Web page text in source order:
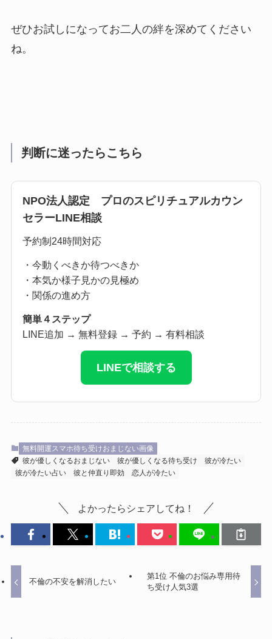
ぜひお試しになってお二人の絆を深めてください
ね。
判断に迷ったらこちら
NPO法人認定 プロのスピリチュアルカウン
セラーLINE相談
予約制24時間対応
・今動くべきか待つべきか
・本気か様子見かの見極め
・関係の進め方
簡単４ステップ
LINE追加 → 無料登録 → 予約 → 有料相談
LINEで相談する
無料開運スマホ待ち受けおまじない画像
彼が優しくなるおまじない
彼が優しくなる待ち受け
彼が冷たい
彼が冷たい占い
彼と仲直り即効 恋人が冷たい
よかったらシェアしてね！
不倫の不安を解消したい
第1位 不倫のお悩み専用待
ち受け人気3選